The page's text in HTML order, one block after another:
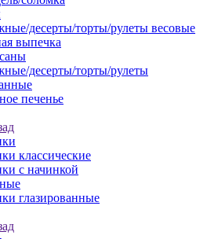
десерты/торты/рулеты весовые
выпечка
десерты/торты/рулеты
печенье
классические
с начинкой
глазированные